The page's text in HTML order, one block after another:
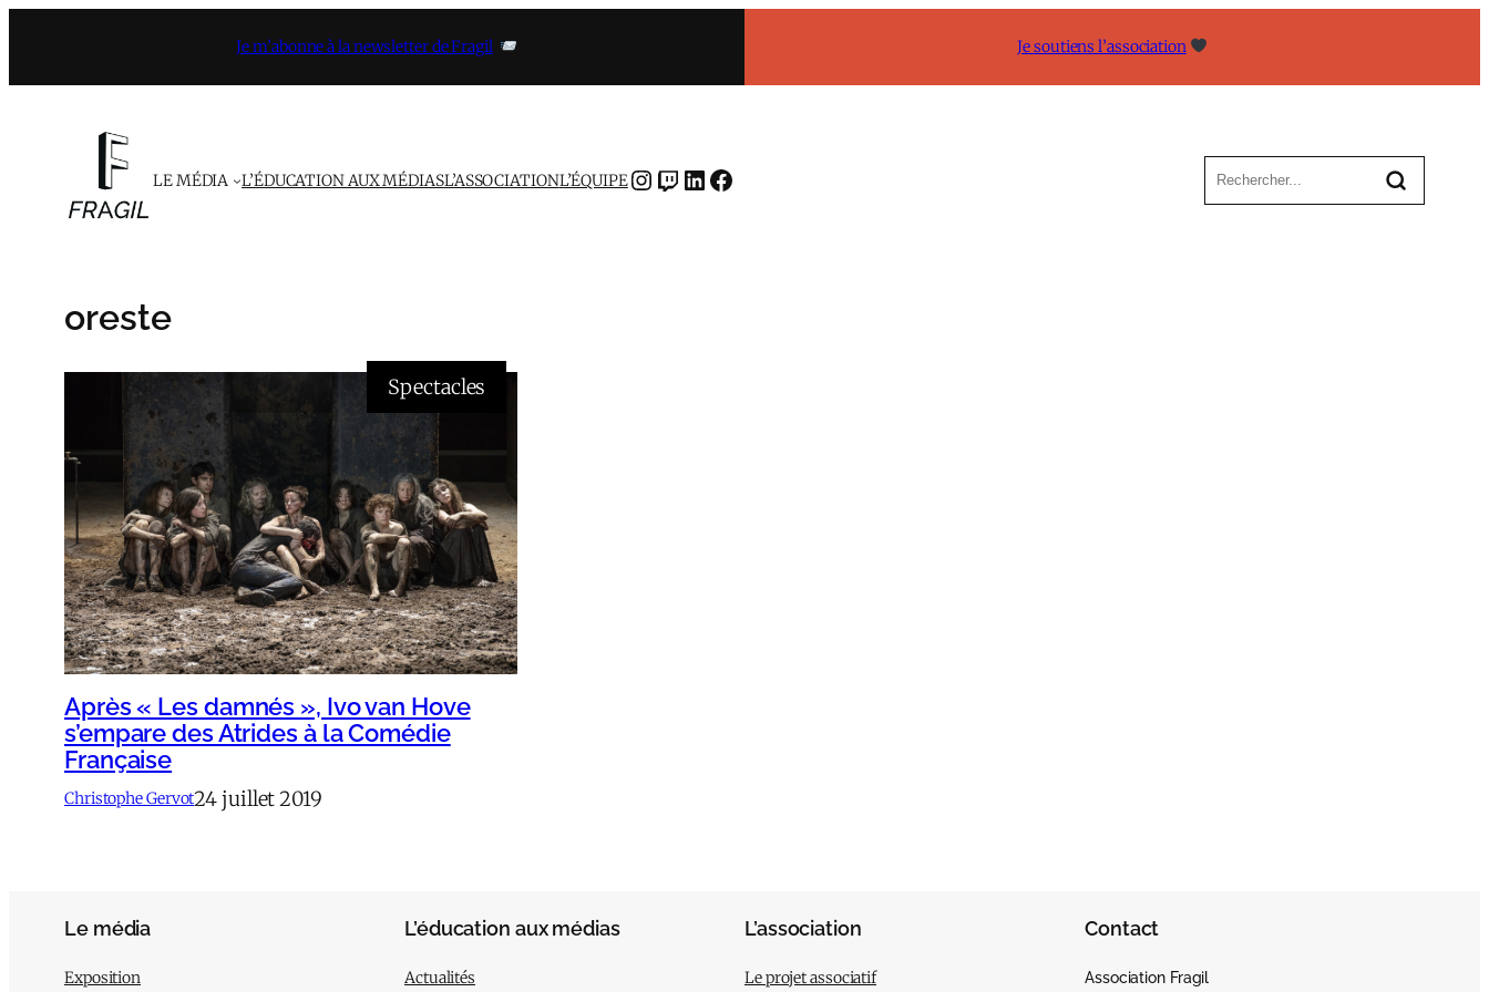
contenu
Je m’abonne à la newsletter de Fragil Je soutiens l’association
LE MÉDIA L’ÉDUCATION AUX MÉDIASL’ASSOCIATIONL’ÉQUIPEINSTAGRAMTWITCH LINKEDIN FACEBOOK
oreste
Spectacles
Après « Les damnés », Ivo van Hove
s’empare des Atrides à la Comédie
Française
Christophe Gervot24 juillet 2019
Le média
Exposition
L’éducation aux médias
Actualités
L’association
Le projet associatif
Contact
Association Fragil